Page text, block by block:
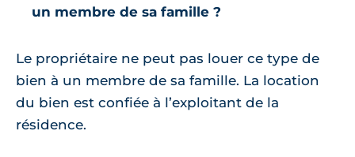
un membre de sa famille ?
Le propriétaire ne peut pas louer ce type de
bien à un membre de sa famille. La location
du bien est confiée à l’exploitant de la
résidence.